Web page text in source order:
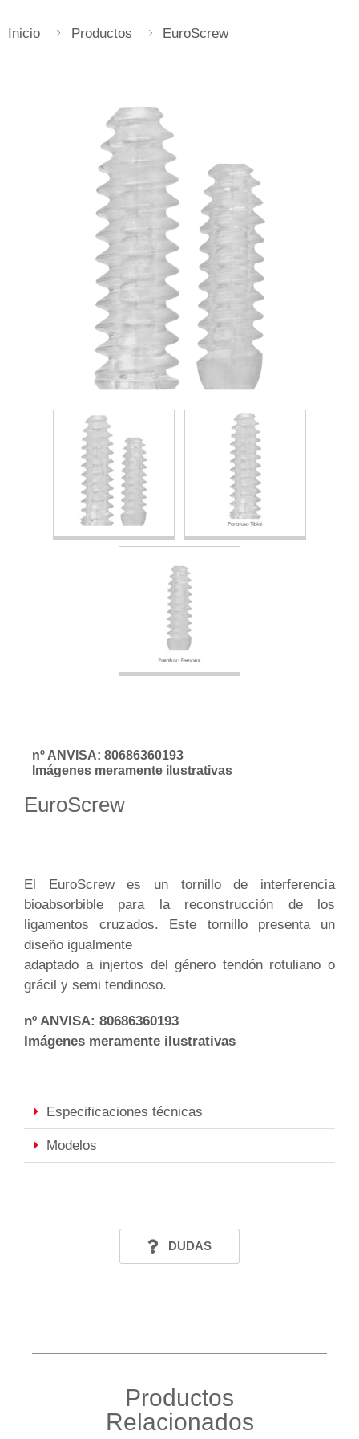
Inicio Productos EuroScrew
nº ANVISA: 80686360193
Imágenes meramente ilustrativas
EuroScrew
El EuroScrew es un tornillo de interferencia
bioabsorbible para la reconstrucción de los
ligamentos cruzados. Este tornillo presenta un
diseño igualmente
adaptado a injertos del género tendón rotuliano o
grácil y semi tendinoso.
nº ANVISA: 80686360193
Imágenes meramente ilustrativas
Especificaciones técnicas
Modelos
DUDAS
Productos
Relacionados